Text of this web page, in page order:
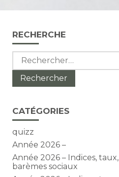
Blog
sidebar
RECHERCHE
Rechercher :
CATÉGORIES
quizz
Année 2026 –
Année 2026 – Indices, taux,
barèmes sociaux